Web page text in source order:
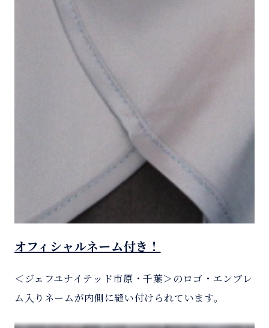
オフィシャルネーム付き！
＜ジェフユナイテッド市原・千葉＞のロゴ・エンブレ
ム入りネームが内側に縫い付けられています。